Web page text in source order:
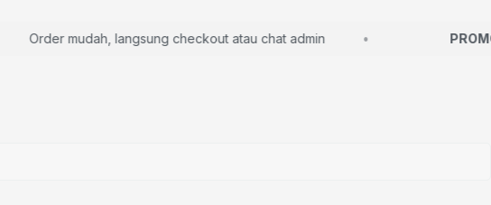
Order mudah, langsung checkout atau chat admin PROMO